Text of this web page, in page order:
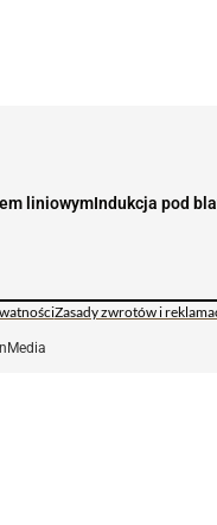
liniowymIndukcja pod
Zasady zwrotów i